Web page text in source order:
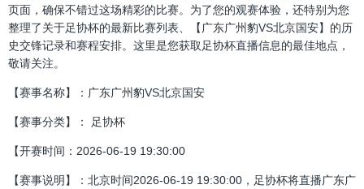
页面，确保不错过这场精彩的比赛。为了您的观赛体验，还特别为您
整理了关于足协杯的最新比赛列表、【广东广州豹VS北京国安】的历
史交锋记录和赛程安排。这里是您获取足协杯直播信息的最佳地点，
敬请关注。
【赛事名称】：广东广州豹VS北京国安
【赛事分类】： 足协杯
【开赛时间：2026-06-19 19:30:00
【赛事说明】：北京时间2026-06-19 19:30:00，足协杯将直播广东广